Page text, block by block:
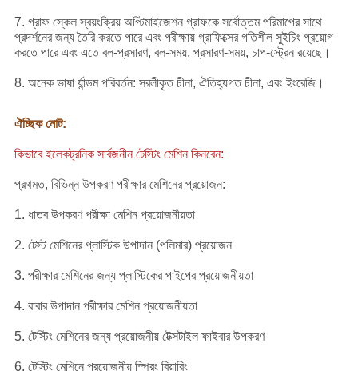
7. গ্রাফ স্কেল স্বয়ংক্রিয় অপ্টিমাইজেশন গ্রাফকে সর্বোত্তম পরিমাপের সাথে
প্রদর্শনের জন্য তৈরি করতে পারে এবং পরীক্ষায় গ্রাফিক্সের গতিশীল সুইচিং প্রয়োগ
করতে পারে এবং এতে বল-প্রসারণ, বল-সময়, প্রসারণ-সময়, চাপ-স্ট্রেন রয়েছে।
8. অনেক ভাষা র্যান্ডম পরিবর্তন: সরলীকৃত চীনা, ঐতিহ্যগত চীনা, এবং ইংরেজি।
ঐচ্ছিক নোট:
কিভাবে ইলেকট্রনিক সার্বজনীন টেস্টিং মেশিন কিনবেন:
প্রথমত, বিভিন্ন উপকরণ পরীক্ষার মেশিনের প্রয়োজন:
1. ধাতব উপকরণ পরীক্ষা মেশিন প্রয়োজনীয়তা
2. টেস্ট মেশিনের প্লাস্টিক উপাদান (পলিমার) প্রয়োজন
3. পরীক্ষার মেশিনের জন্য প্লাস্টিকের পাইপের প্রয়োজনীয়তা
4. রাবার উপাদান পরীক্ষার মেশিন প্রয়োজনীয়তা
5. টেস্টিং মেশিনের জন্য প্রয়োজনীয় টেক্সটাইল ফাইবার উপকরণ
6. টেস্টিং মেশিনে প্রয়োজনীয় স্প্রিং বিয়ারিং